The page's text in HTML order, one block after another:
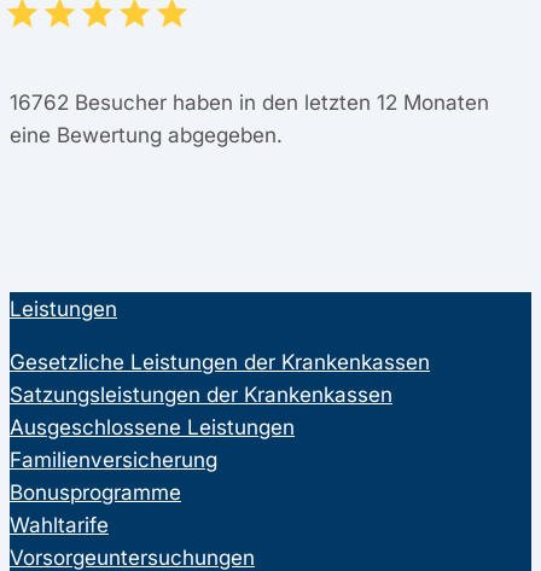
16762 Besucher haben in den letzten 12 Monaten
eine Bewertung abgegeben.
Leistungen
Gesetzliche Leistungen der Krankenkassen
Satzungsleistungen der Krankenkassen
Ausgeschlossene Leistungen
Familienversicherung
Bonusprogramme
Wahltarife
Vorsorgeuntersuchungen